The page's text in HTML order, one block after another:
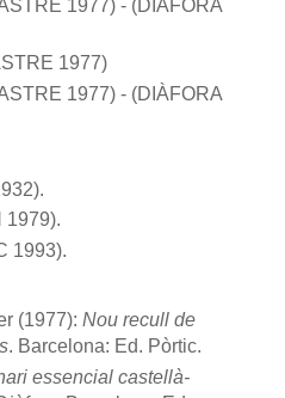
1977) - (DIÀFORA
1977)
1977) - (DIÀFORA
1979).
1993).
(1977): Nou recull de
. Barcelona: Ed. Pòrtic.
essencial castellà-